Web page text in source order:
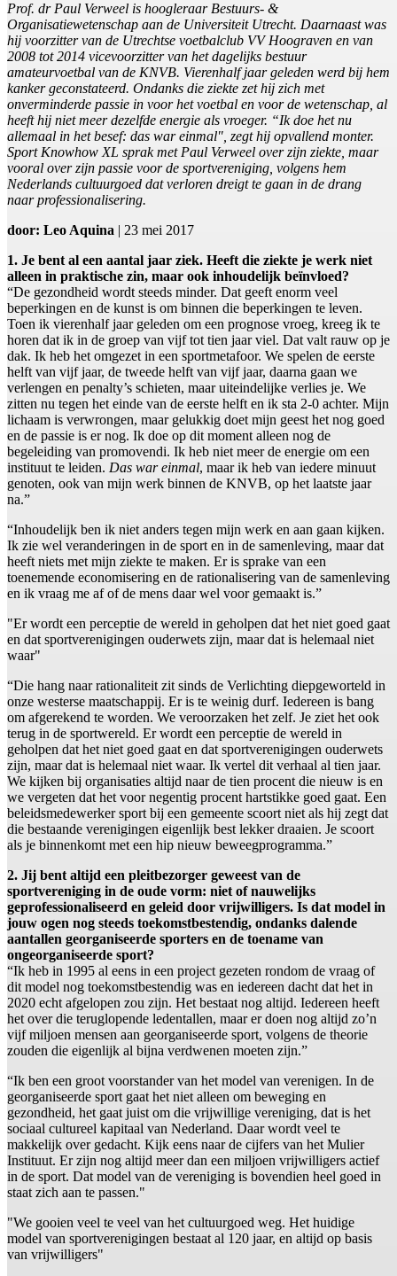
Prof. dr Paul Verweel is hoogleraar Bestuurs- &
Organisatiewetenschap aan de Universiteit Utrecht. Daarnaast was
hij voorzitter van de Utrechtse voetbalclub VV Hoograven en van
2008 tot 2014 vicevoorzitter van het dagelijks bestuur
amateurvoetbal van de KNVB. Vierenhalf jaar geleden werd bij hem
kanker geconstateerd. Ondanks die ziekte zet hij zich met
onverminderde passie in voor het voetbal en voor de wetenschap, al
heeft hij niet meer dezelfde energie als vroeger. “Ik doe het nu
allemaal in het besef: das war einmal", zegt hij opvallend monter.
Sport Knowhow XL sprak met Paul Verweel over zijn ziekte, maar
vooral over zijn passie voor de sportvereniging, volgens hem
Nederlands cultuurgoed dat verloren dreigt te gaan in de drang
naar professionalisering.
door: Leo Aquina | 23 mei 2017
1. Je bent al een aantal jaar ziek. Heeft die ziekte je werk niet
alleen in praktische zin, maar ook inhoudelijk beïnvloed?
“De gezondheid wordt steeds minder. Dat geeft enorm veel
beperkingen en de kunst is om binnen die beperkingen te leven.
Toen ik vierenhalf jaar geleden om een prognose vroeg, kreeg ik te
horen dat ik in de groep van vijf tot tien jaar viel. Dat valt rauw op je
dak. Ik heb het omgezet in een sportmetafoor. We spelen de eerste
helft van vijf jaar, de tweede helft van vijf jaar, daarna gaan we
verlengen en penalty’s schieten, maar uiteindelijke verlies je. We
zitten nu tegen het einde van de eerste helft en ik sta 2-0 achter. Mijn
lichaam is verwrongen, maar gelukkig doet mijn geest het nog goed
en de passie is er nog. Ik doe op dit moment alleen nog de
begeleiding van promovendi. Ik heb niet meer de energie om een
instituut te leiden. Das war einmal, maar ik heb van iedere minuut
genoten, ook van mijn werk binnen de KNVB, op het laatste jaar
na.”
“Inhoudelijk ben ik niet anders tegen mijn werk en aan gaan kijken.
Ik zie wel veranderingen in de sport en in de samenleving, maar dat
heeft niets met mijn ziekte te maken. Er is sprake van een
toenemende economisering en de rationalisering van de samenleving
en ik vraag me af of de mens daar wel voor gemaakt is.”
"Er wordt een perceptie de wereld in geholpen dat het niet goed gaat
en dat sportverenigingen ouderwets zijn, maar dat is helemaal niet
waar"
“Die hang naar rationaliteit zit sinds de Verlichting diepgeworteld in
onze westerse maatschappij. Er is te weinig durf. Iedereen is bang
om afgerekend te worden. We veroorzaken het zelf. Je ziet het ook
terug in de sportwereld. Er wordt een perceptie de wereld in
geholpen dat het niet goed gaat en dat sportverenigingen ouderwets
zijn, maar dat is helemaal niet waar. Ik vertel dit verhaal al tien jaar.
We kijken bij organisaties altijd naar de tien procent die nieuw is en
we vergeten dat het voor negentig procent hartstikke goed gaat. Een
beleidsmedewerker sport bij een gemeente scoort niet als hij zegt dat
die bestaande verenigingen eigenlijk best lekker draaien. Je scoort
als je binnenkomt met een hip nieuw beweegprogramma.”
2. Jij bent altijd een pleitbezorger geweest van de
sportvereniging in de oude vorm: niet of nauwelijks
geprofessionaliseerd en geleid door vrijwilligers. Is dat model in
jouw ogen nog steeds toekomstbestendig, ondanks dalende
aantallen georganiseerde sporters en de toename van
ongeorganiseerde sport?
“Ik heb in 1995 al eens in een project gezeten rondom de vraag of
dit model nog toekomstbestendig was en iedereen dacht dat het in
2020 echt afgelopen zou zijn. Het bestaat nog altijd. Iedereen heeft
het over die teruglopende ledentallen, maar er doen nog altijd zo’n
vijf miljoen mensen aan georganiseerde sport, volgens de theorie
zouden die eigenlijk al bijna verdwenen moeten zijn.”
“Ik ben een groot voorstander van het model van verenigen. In de
georganiseerde sport gaat het niet alleen om beweging en
gezondheid, het gaat juist om die vrijwillige vereniging, dat is het
sociaal cultureel kapitaal van Nederland. Daar wordt veel te
makkelijk over gedacht. Kijk eens naar de cijfers van het Mulier
Instituut. Er zijn nog altijd meer dan een miljoen vrijwilligers actief
in de sport. Dat model van de vereniging is bovendien heel goed in
staat zich aan te passen."
"We gooien veel te veel van het cultuurgoed weg. Het huidige
model van sportverenigingen bestaat al 120 jaar, en altijd op basis
van vrijwilligers"